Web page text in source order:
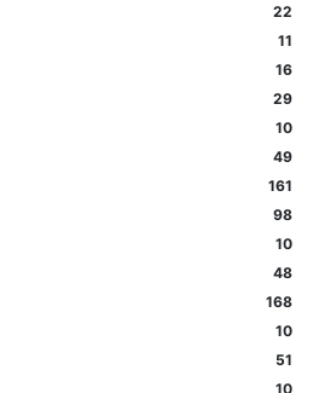
22
11
16
29
10
49
161
98
10
48
168
10
51
10